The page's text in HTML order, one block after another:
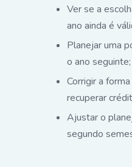
Ver se a
ano ainda é
Planejar uma
o ano seguinte;
Corrigir a
recuperar
Ajustar o
segundo